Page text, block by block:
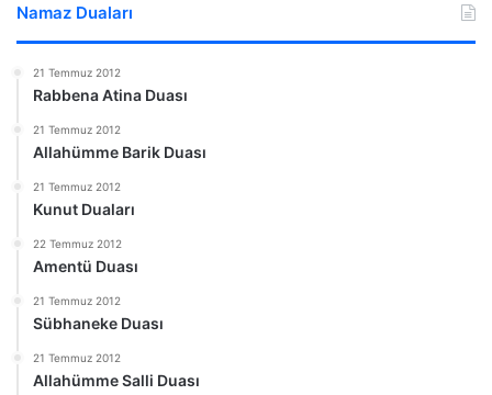
Namaz Duaları
21 Temmuz 2012
Rabbena Atina Duası
21 Temmuz 2012
Allahümme Barik Duası
21 Temmuz 2012
Kunut Duaları
22 Temmuz 2012
Amentü Duası
21 Temmuz 2012
Sübhaneke Duası
21 Temmuz 2012
Allahümme Salli Duası